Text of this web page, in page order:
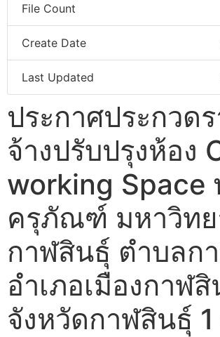
File Count
Create Date
Last Updated
ประกาศประกวด
จ้างปรับปรุงห้อง
working Space
ครุภัณฑ์ มหาวิทย
กาฬสินธุ์ ตำบลก
อำเภอเมืองกาฬ
จังหวัดกาฬสินธุ์